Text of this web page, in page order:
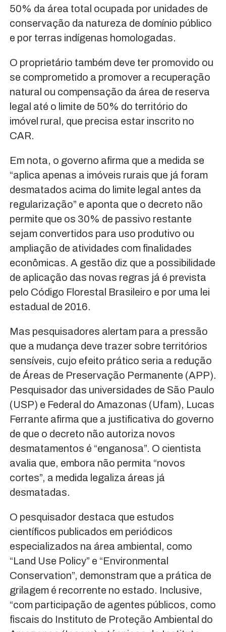
50% da área total ocupada por unidades de
conservação da natureza de domínio público
e por terras indígenas homologadas.
O proprietário também deve ter promovido ou
se comprometido a promover a recuperação
natural ou compensação da área de reserva
legal até o limite de 50% do território do
imóvel rural, que precisa estar inscrito no
CAR.
Em nota, o governo afirma que a medida se
“aplica apenas a imóveis rurais que já foram
desmatados acima do limite legal antes da
regularização” e aponta que o decreto não
permite que os 30% de passivo restante
sejam convertidos para uso produtivo ou
ampliação de atividades com finalidades
econômicas. A gestão diz que a possibilidade
de aplicação das novas regras já é prevista
pelo Código Florestal Brasileiro e por uma lei
estadual de 2016.
Mas pesquisadores alertam para a pressão
que a mudança deve trazer sobre territórios
sensíveis, cujo efeito prático seria a redução
de Áreas de Preservação Permanente (APP).
Pesquisador das universidades de São Paulo
(USP) e Federal do Amazonas (Ufam), Lucas
Ferrante afirma que a justificativa do governo
de que o decreto não autoriza novos
desmatamentos é “enganosa”. O cientista
avalia que, embora não permita “novos
cortes”, a medida legaliza áreas já
desmatadas.
O pesquisador destaca que estudos
científicos publicados em periódicos
especializados na área ambiental, como
“Land Use Policy” e “Environmental
Conservation”, demonstram que a prática de
grilagem é recorrente no estado. Inclusive,
“com participação de agentes públicos, como
fiscais do Instituto de Proteção Ambiental do